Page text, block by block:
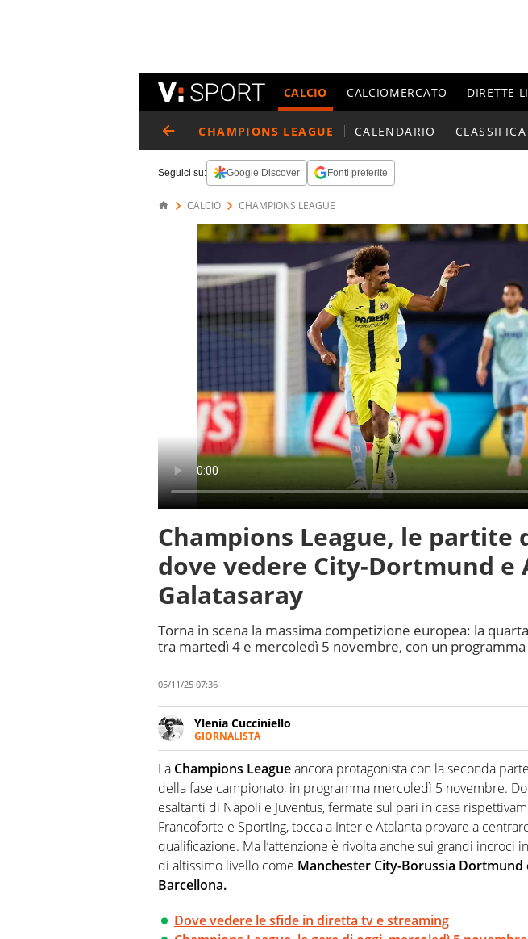
CALCIO CALCIOMERCATO DIRETTE
CHAMPIONS LEAGUE CALENDARIO CLASSIFICA
Seguici su: Google Discover Fonti preferite
CALCIO CHAMPIONS LEAGUE
Champions League, le partite
dove vedere City-Dortmund e
Galatasaray
Torna in scena la massima competizione europea: la
tra martedì 4 e mercoledì 5 novembre, con un programma
05/11/25 07:36
Ylenia Cucciniello
GIORNALISTA
Appassionatissima di tutto lo sport: scrive di calcio giocato
sguardo sull'extra campo, dove spesso si trovano risposte
riesce a restituire
La Champions Leagueancora protagonista con la seconda
della fase campionato, in programma mercoledì 5 novembre.
esaltanti di Napoli e Juventus, fermate sul pari in casa
Francoforte e Sporting, tocca a Inter e Atalanta provare a
qualificazione. Ma l’attenzione è rivolta anche sui grandi incroci
di altissimo livello come Manchester City-Borussia Dortmund
Barcellona.
Dove vedere le sfide in diretta tv e streaming